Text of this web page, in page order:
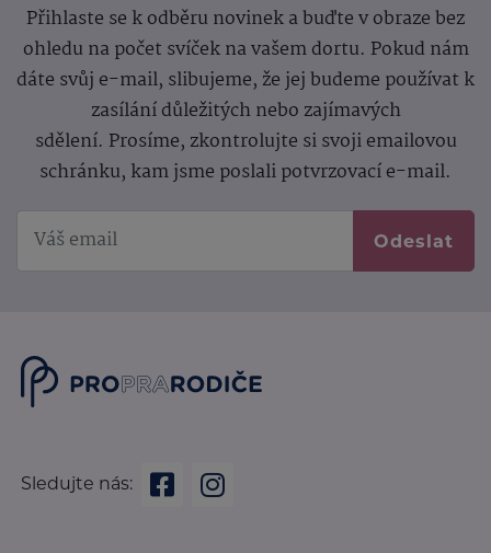
Přihlaste se k odběru novinek a buďte v obraze bez
ohledu na počet svíček na vašem dortu. Pokud nám
dáte svůj e-mail, slibujeme, že jej budeme používat k
zasílání důležitých nebo zajímavých
sdělení. Prosíme, zkontrolujte si svoji emailovou
schránku, kam jsme poslali potvrzovací e-mail.
Odeslat
Sledujte nás: